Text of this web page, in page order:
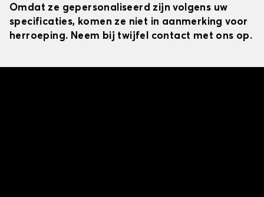
Omdat ze gepersonaliseerd zijn volgens uw
specificaties, komen ze niet in aanmerking voor
herroeping. Neem bij twijfel contact met ons op.